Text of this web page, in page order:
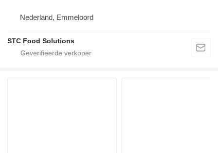
Nederland, Emmeloord
STC Food Solutions